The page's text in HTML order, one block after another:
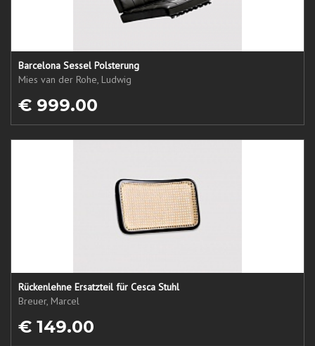
Barcelona Sessel Polsterung
Mies van der Rohe, Ludwig
€ 999.00
Rückenlehne Ersatzteil für Cesca Stuhl
Breuer, Marcel
€ 149.00